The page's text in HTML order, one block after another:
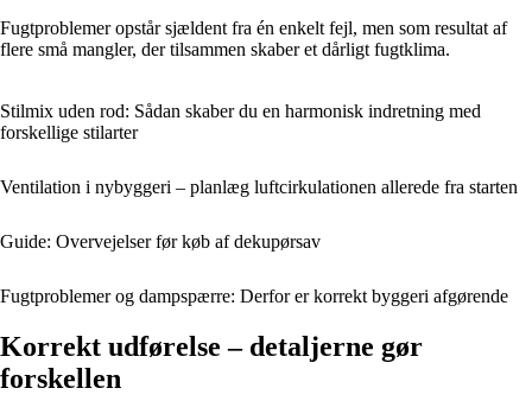
Fugtproblemer opstår sjældent fra én enkelt fejl, men som resultat af
flere små mangler, der tilsammen skaber et dårligt fugtklima.
Stilmix uden rod: Sådan skaber du en harmonisk indretning med
forskellige stilarter
Ventilation i nybyggeri – planlæg luftcirkulationen allerede fra starten
Guide: Overvejelser før køb af dekupørsav
Fugtproblemer og dampspærre: Derfor er korrekt byggeri afgørende
Korrekt udførelse – detaljerne gør
forskellen